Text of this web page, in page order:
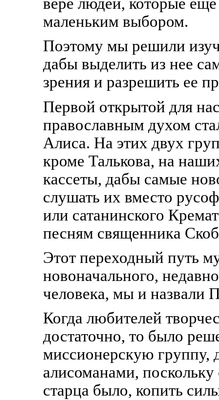
маленьким выбором.
Поэтому мы решили
дабы выделить из нее
зрения и разрешить ее
Первой открытой для
православным духом
Алиса. На этих двух
кроме Талькова, на
кассеты, дабы самые
слушать их вместо
или сатанинского
песням священника
Этот переходный путь
новоначального,
человека, мы и назвали
Когда любителей
достаточно, то было
миссионерскую группу,
алисоманами, поскольку
старца было, копить